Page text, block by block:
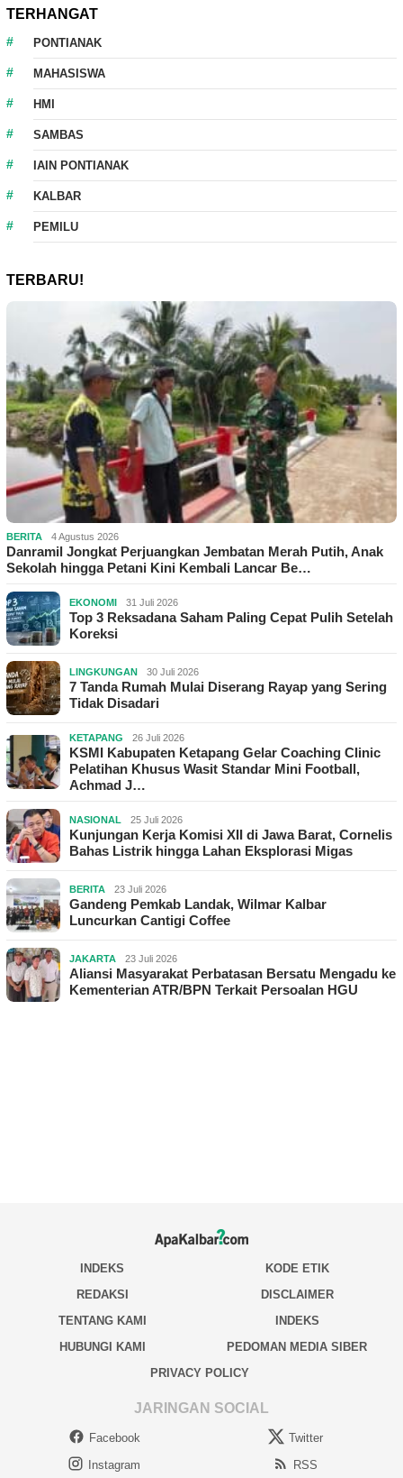
TERHANGAT
PONTIANAK
MAHASISWA
HMI
SAMBAS
IAIN PONTIANAK
KALBAR
PEMILU
TERBARU!
BERITA 4 Agustus 2026
Danramil Jongkat Perjuangkan Jembatan Merah Putih, Anak
Sekolah hingga Petani Kini Kembali Lancar Be…
EKONOMI 31 Juli 2026
Top 3 Reksadana Saham Paling Cepat Pulih Setelah
Koreksi
LINGKUNGAN 30 Juli 2026
7 Tanda Rumah Mulai Diserang Rayap yang Sering
Tidak Disadari
KETAPANG 26 Juli 2026
KSMI Kabupaten Ketapang Gelar Coaching Clinic
Pelatihan Khusus Wasit Standar Mini Football,
Achmad J…
NASIONAL 25 Juli 2026
Kunjungan Kerja Komisi XII di Jawa Barat, Cornelis
Bahas Listrik hingga Lahan Eksplorasi Migas
BERITA 23 Juli 2026
Gandeng Pemkab Landak, Wilmar Kalbar
Luncurkan Cantigi Coffee
JAKARTA 23 Juli 2026
Aliansi Masyarakat Perbatasan Bersatu Mengadu ke
Kementerian ATR/BPN Terkait Persoalan HGU